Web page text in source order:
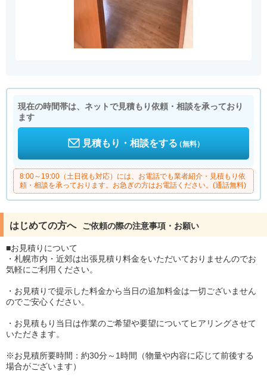
現在の時間帯は、ネットで見積もり依頼・相談を承っており
ます
見積もり・相談をする（無料）
8:00～19:00（土日祝も対応）には、お電話でも業者紹介・見積もり依
頼・相談を承っております。お急ぎの方はお電話ください。(通話無料)
はじめての方へ ご依頼の際の注意事項・お願い
■お見積りについて
・札幌市内・近郊は出張見積り料金をいただいておりませんのでお
気軽にご利用ください。
・お見積りで提示した料金から当日の追加料金は一切ございません
のでご安心ください。
・お見積もり当日は作業のご希望や要望についてヒアリングさせて
いただきます。
※お見積所要時間：約30分～1時間（物量や内容に応じて前後する
場合がございます）